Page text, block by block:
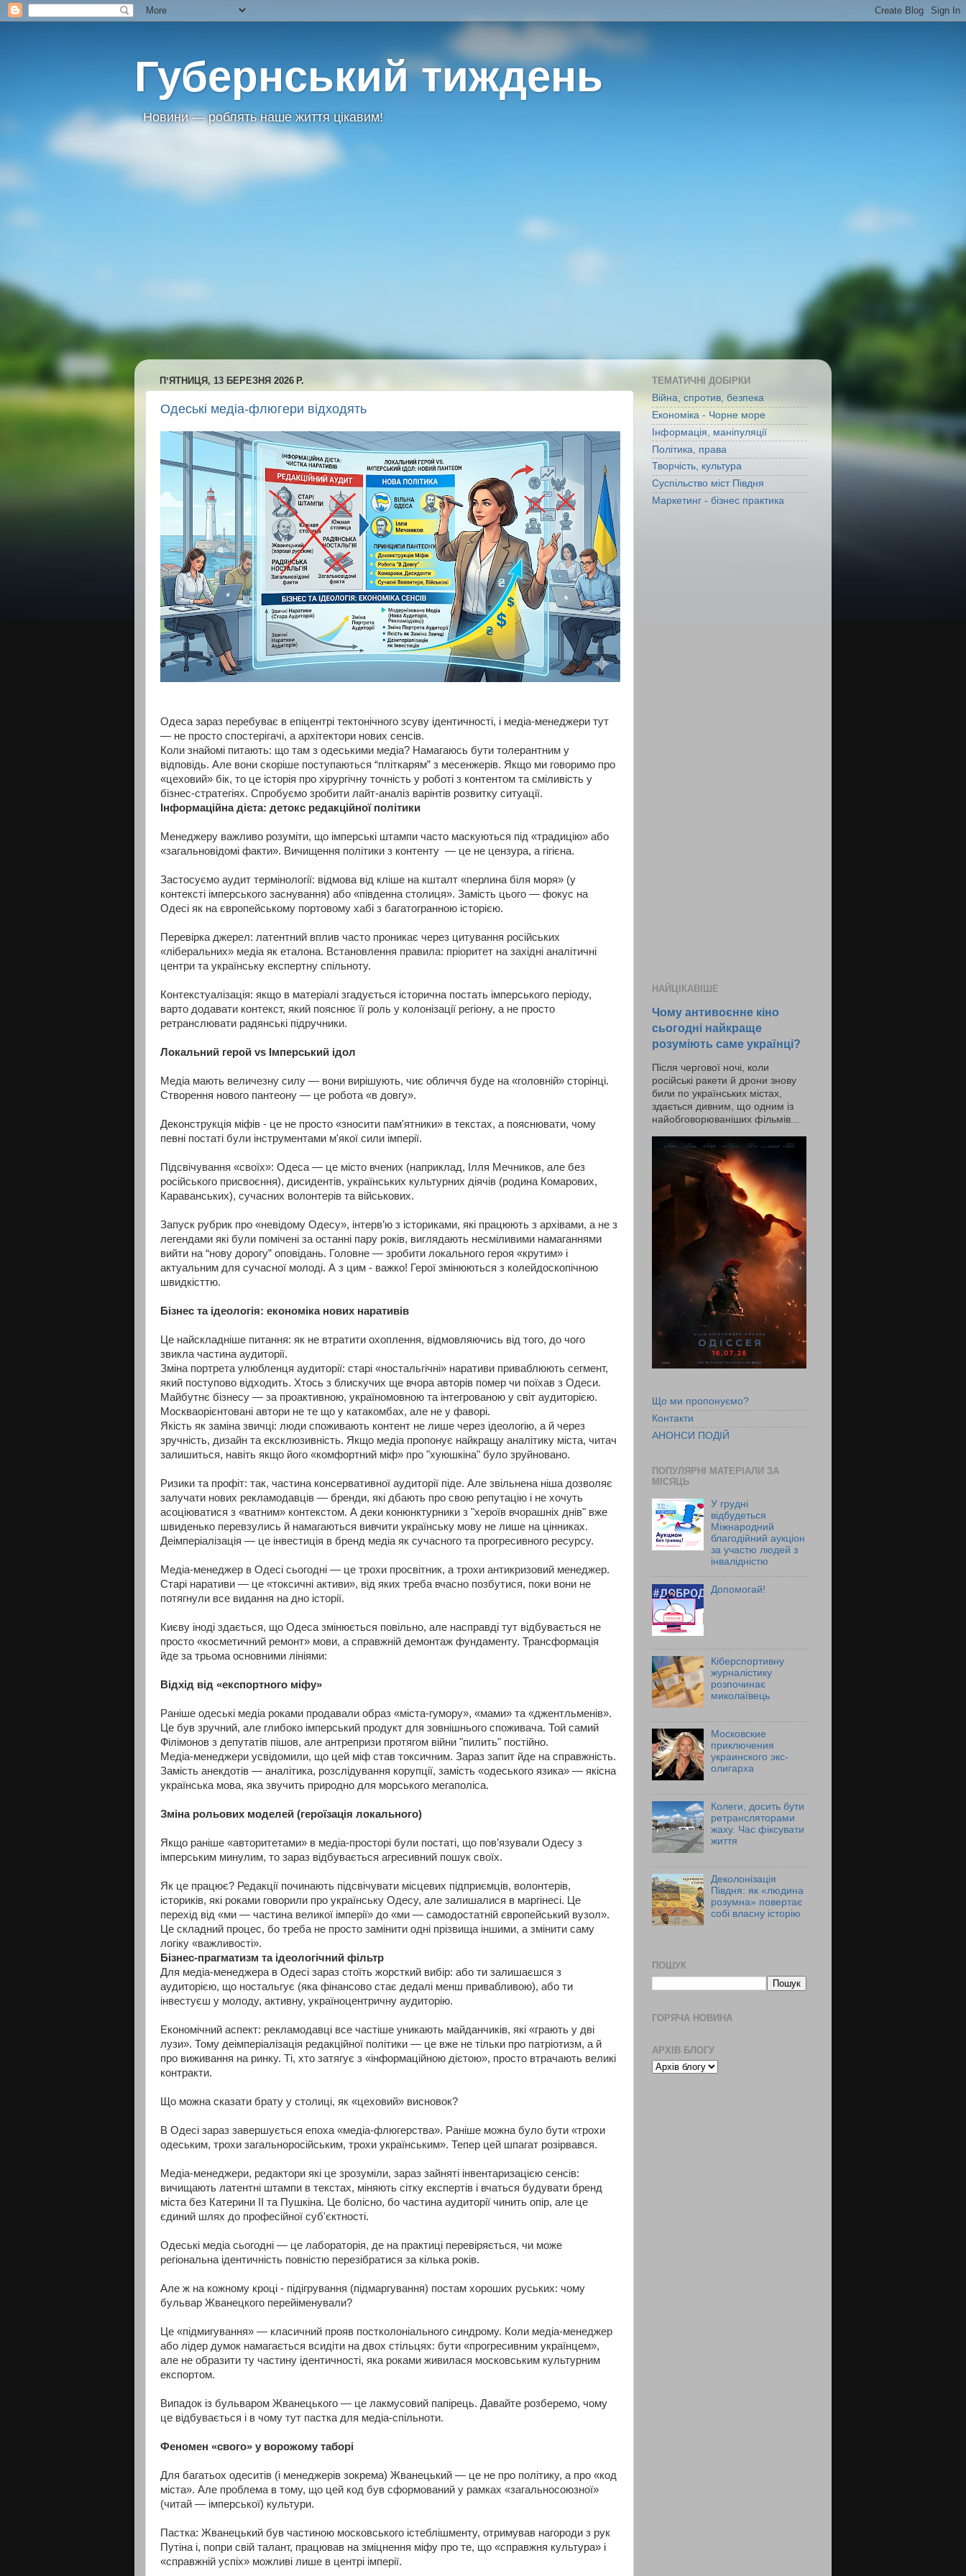
Губернський тиждень
Новини — роблять наше життя цікавим!
ПʼЯТНИЦЯ, 13 БЕРЕЗНЯ 2026 Р.
Одеські медіа-флюгери відходять
Одеса зараз перебуває в епіцентрі тектонічного зсуву ідентичності, і медіа-менеджери тут
— не просто спостерігачі, а архітектори нових сенсів.
Коли знайомі питають: що там з одеськими медіа? Намагаюсь бути толерантним у
відповідь. Але вони скоріше поступаються “пліткарям” з месенжерів. Якщо ми говоримо про
«цеховий» бік, то це історія про хірургічну точність у роботі з контентом та сміливість у
бізнес-стратегіях. Спробуємо зробити лайт-аналіз варінтів розвитку ситуації.
Інформаційна дієта: детокс редакційної політики
Менеджеру важливо розуміти, що імперські штампи часто маскуються під «традицію» або
«загальновідомі факти». Вичищення політики з контенту — це не цензура, а гігієна.
Застосуємо аудит термінології: відмова від кліше на кшталт «перлина біля моря» (у
контексті імперського заснування) або «південна столиця». Замість цього — фокус на
Одесі як на європейському портовому хабі з багатогранною історією.
Перевірка джерел: латентний вплив часто проникає через цитування російських
«ліберальних» медіа як еталона. Встановлення правила: пріоритет на західні аналітичні
центри та українську експертну спільноту.
Контекстуалізація: якщо в матеріалі згадується історична постать імперського періоду,
варто додавати контекст, який пояснює її роль у колонізації регіону, а не просто
ретранслювати радянські підручники.
Локальний герой vs Імперський ідол
Медіа мають величезну силу — вони вирішують, чиє обличчя буде на «головній» сторінці.
Створення нового пантеону — це робота «в довгу».
Деконструкція міфів - це не просто «зносити пам'ятники» в текстах, а пояснювати, чому
певні постаті були інструментами м'якої сили імперії.
Підсвічування «своїх»: Одеса — це місто вчених (наприклад, Ілля Мечников, але без
російського присвоєння), дисидентів, українських культурних діячів (родина Комарових,
Караванських), сучасних волонтерів та військових.
Запуск рубрик про «невідому Одесу», інтерв’ю з істориками, які працюють з архівами, а не з
легендами які були помічені за останні пару років, виглядають несміливими намаганнями
вийти на “нову дорогу” оповідань. Головне — зробити локального героя «крутим» і
актуальним для сучасної молоді. А з цим - важко! Герої змінюються з колейдоскопічною
швидкісттю.
Бізнес та ідеологія: економіка нових наративів
Це найскладніше питання: як не втратити охоплення, відмовляючись від того, до чого
звикла частина аудиторії.
Зміна портрета улюбленця аудиторії: старі «ностальгічні» наративи приваблюють сегмент,
який поступово відходить. Хтось з блискучих ще вчора авторів помер чи поїхав з Одеси.
Майбутнє бізнесу — за проактивною, україномовною та інтегрованою у світ аудиторією.
Москваорієнтовані автори не те що у катакомбах, але не у фаворі.
Якість як заміна звичці: люди споживають контент не лише через ідеологію, а й через
зручність, дизайн та ексклюзивність. Якщо медіа пропонує найкращу аналітику міста, читач
залишиться, навіть якщо його «комфортний міф» про "хуюшкіна" було зруйновано.
Ризики та профіт: так, частина консервативної аудиторії піде. Але звільнена ніша дозволяє
залучати нових рекламодавців — бренди, які дбають про свою репутацію і не хочуть
асоціюватися з «ватним» контекстом. А деки конюнктурники з "хероїв вчорашніх днів" вже
швиденько перевзулись й намагаються вивчити українську мову не лише на цінниках.
Деімперіалізація — це інвестиція в бренд медіа як сучасного та прогресивного ресурсу.
Медіа-менеджер в Одесі сьогодні — це трохи просвітник, а трохи антикризовий менеджер.
Старі наративи — це «токсичні активи», від яких треба вчасно позбутися, поки вони не
потягнули все видання на дно історії.
Києву іноді здається, що Одеса змінюється повільно, але насправді тут відбувається не
просто «косметичний ремонт» мови, а справжній демонтаж фундаменту. Трансформація
йде за трьома основними лініями:
Відхід від «експортного міфу»
Раніше одеські медіа роками продавали образ «міста-гумору», «мами» та «джентльменів».
Це був зручний, але глибоко імперський продукт для зовнішнього споживача. Той самий
Філімонов з депутатів пішов, але антрепризи протягом війни "пилить" постійно.
Медіа-менеджери усвідомили, що цей міф став токсичним. Зараз запит йде на справжність.
Замість анекдотів — аналітика, розслідування корупції, замість «одеського язика» — якісна
українська мова, яка звучить природно для морського мегаполіса.
Зміна рольових моделей (героїзація локального)
Якщо раніше «авторитетами» в медіа-просторі були постаті, що пов’язували Одесу з
імперським минулим, то зараз відбувається агресивний пошук своїх.
Як це працює? Редакції починають підсвічувати місцевих підприємців, волонтерів,
істориків, які роками говорили про українську Одесу, але залишалися в маргінесі. Це
перехід від «ми — частина великої імперії» до «ми — самодостатній європейський вузол».
Це складний процес, бо треба не просто замінити одні прізвища іншими, а змінити саму
логіку «важливості».
Бізнес-прагматизм та ідеологічний фільтр
Для медіа-менеджера в Одесі зараз стоїть жорсткий вибір: або ти залишаєшся з
аудиторією, що ностальгує (яка фінансово стає дедалі менш привабливою), або ти
інвестуєш у молоду, активну, україноцентричну аудиторію.
Економічний аспект: рекламодавці все частіше уникають майданчиків, які «грають у дві
лузи». Тому деімперіалізація редакційної політики — це вже не тільки про патріотизм, а й
про виживання на ринку. Ті, хто затягує з «інформаційною дієтою», просто втрачають великі
контракти.
Що можна сказати брату у столиці, як «цеховий» висновок?
В Одесі зараз завершується епоха «медіа-флюгерства». Раніше можна було бути «трохи
одеським, трохи загальноросійським, трохи українським». Тепер цей шпагат розірвався.
Медіа-менеджери, редактори які це зрозуміли, зараз зайняті інвентаризацією сенсів:
вичищають латентні штампи в текстах, міняють сітку експертів і вчаться будувати бренд
міста без Катерини ІІ та Пушкіна. Це болісно, бо частина аудиторії чинить опір, але це
єдиний шлях до професійної суб'єктності.
Одеські медіа сьогодні — це лабораторія, де на практиці перевіряється, чи може
регіональна ідентичність повністю перезібратися за кілька років.
Але ж на кожному кроці - підігрування (підмаргування) постам хороших руських: чому
бульвар Жванецкого перейіменували?
Це «підмигування» — класичний прояв постколоніального синдрому. Коли медіа-менеджер
або лідер думок намагається всидіти на двох стільцях: бути «прогресивним українцем»,
але не образити ту частину ідентичності, яка роками живилася московським культурним
експортом.
Випадок із бульваром Жванецького — це лакмусовий папірець. Давайте розберемо, чому
це відбувається і в чому тут пастка для медіа-спільноти.
Феномен «свого» у ворожому таборі
Для багатьох одеситів (і менеджерів зокрема) Жванецький — це не про політику, а про «код
міста». Але проблема в тому, що цей код був сформований у рамках «загальносоюзної»
(читай — імперської) культури.
Пастка: Жванецький був частиною московського істеблішменту, отримував нагороди з рук
Путіна і, попри свій талант, працював на зміцнення міфу про те, що «справжня культура» і
«справжній успіх» можливі лише в центрі імперії.
ТЕМАТИЧНІ ДОБІРКИ
Війна, спротив, безпека
Економіка - Чорне море
Інформація, маніпуляції
Політика, права
Творчість, культура
Суспільство міст Півдня
Маркетинг - бізнес практика
НАЙЦІКАВІШЕ
Чому антивоєнне кіно
сьогодні найкраще
розуміють саме українці?
Після чергової ночі, коли
російські ракети й дрони знову
били по українських містах,
здається дивним, що одним із
найобговорюваніших фільмів...
Що ми пропонуємо?
Контакти
АНОНСИ ПОДІЙ
ПОПУЛЯРНІ МАТЕРІАЛИ ЗА
МІСЯЦЬ
У грудні
відбудеться
Міжнародний
благодійний аукціон
за участю людей з
інвалідністю
Допомогай!
Кіберспортивну
журналістику
розпочинає
миколаївець
Московские
приключения
украинского экс-
олигарха
Колеги, досить бути
ретрансляторами
жаху. Час фіксувати
життя
Деколонізація
Півдня: як «людина
розумна» повертає
собі власну історію
ПОШУК
ГОРЯЧА НОВИНА
АРХІВ БЛОГУ